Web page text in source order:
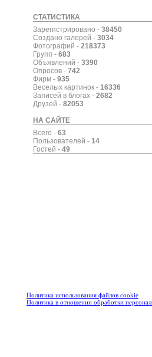
СТАТИСТИКА
Зарегистрировано - 38450
Создано галерей - 3034
Фотографий - 218373
Групп - 683
Объявлений - 3390
Опросов - 742
Фирм - 935
Веселых картинок - 16336
Записей в блогах - 2682
Друзей - 82053
НА САЙТЕ
Всего - 63
Пользователей - 14
Гостей - 49
Политика использования файлов cookie
Политика в отношении обработки